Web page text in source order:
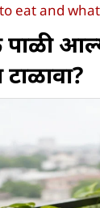
eat and
पाळी